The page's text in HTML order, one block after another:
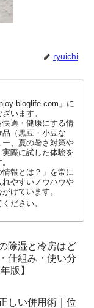
ryuichi
bloglife.com」に
います。
適・健康にする情
（黒豆・小豆な
ー、夏の暑さ対策や
際に試した体験を
情報とは？」を常に
やすいノウハウや
けています。
ださい。
除湿と冷房はど
仕組み・使い分
版】
しい併用術｜位